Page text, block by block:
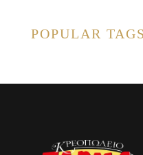
POPULAR TAGS